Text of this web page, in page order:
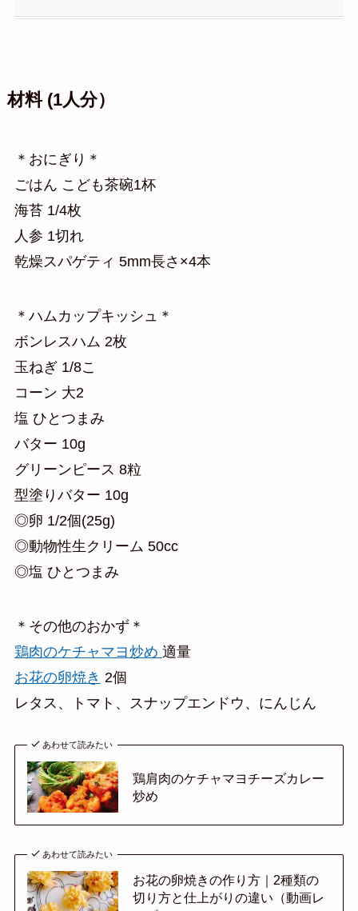
材料 (1人分）
＊おにぎり＊
ごはん こども茶碗1杯
海苔 1/4枚
人参 1切れ
乾燥スパゲティ 5mm長さ×4本
＊ハムカップキッシュ＊
ボンレスハム 2枚
玉ねぎ 1/8こ
コーン 大2
塩 ひとつまみ
バター 10g
グリーンピース 8粒
型塗りバター 10g
◎卵 1/2個(25g)
◎動物性生クリーム 50cc
◎塩 ひとつまみ
＊その他のおかず＊
鶏肉のケチャマヨ炒め 適量
お花の卵焼き 2個
レタス、トマト、スナップエンドウ、にんじん
あわせて読みたい
鶏肩肉のケチャマヨチーズカレー
炒め
あわせて読みたい
お花の卵焼きの作り方｜2種類の
切り方と仕上がりの違い（動画レ